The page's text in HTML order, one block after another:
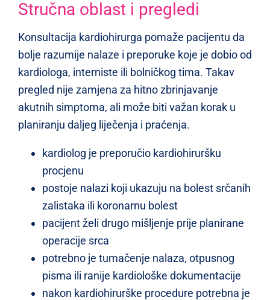
Stručna oblast i pregledi
Konsultacija kardiohirurga pomaže pacijentu da
bolje razumije nalaze i preporuke koje je dobio od
kardiologa, interniste ili bolničkog tima. Takav
pregled nije zamjena za hitno zbrinjavanje
akutnih simptoma, ali može biti važan korak u
planiranju daljeg liječenja i praćenja.
kardiolog je preporučio kardiohiruršku
procjenu
postoje nalazi koji ukazuju na bolest srčanih
zalistaka ili koronarnu bolest
pacijent želi drugo mišljenje prije planirane
operacije srca
potrebno je tumačenje nalaza, otpusnog
pisma ili ranije kardiološke dokumentacije
nakon kardiohirurške procedure potrebna je